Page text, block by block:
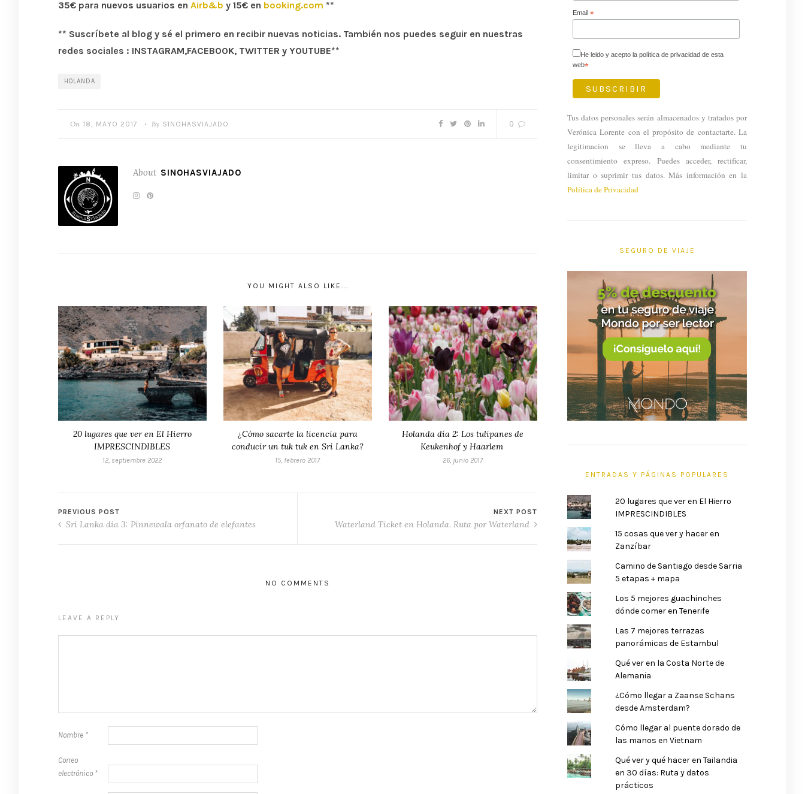
35€ para nuevos usuarios en Airb&b y 15€ en booking.com **
** Suscríbete al blog y sé el primero en recibir nuevas noticias. También nos puedes seguir en nuestras
redes sociales : INSTAGRAM,FACEBOOK, TWITTER y YOUTUBE**
HOLANDA
On 18, MAYO 2017 • By SINOHASVIAJADO 0
About SINOHASVIAJADO
YOU MIGHT ALSO LIKE...
20 lugares que ver en El Hierro
IMPRESCINDIBLES
12, septiembre 2022
¿Cómo sacarte la licencia para
conducir un tuk tuk en Sri Lanka?
15, febrero 2017
Holanda día 2: Los tulipanes de
Keukenhof y Haarlem
26, junio 2017
PREVIOUS POST
Sri Lanka día 3: Pinnewala orfanato de elefantes
NEXT POST
Waterland Ticket en Holanda. Ruta por Waterland
NO COMMENTS
LEAVE A REPLY
Nombre *
Correo
electrónico *
Email *
He leido y acepto la política de privacidad de esta
web*
Tus datos personales serán almacenados y tratados por
Verónica Lorente con el propósito de contactarte. La
legitimacion se lleva a cabo mediante tu
consentimiento expreso. Puedes acceder, rectificar,
limitar o suprimir tus datos. Más información en la
Política de Privacidad
SEGURO DE VIAJE
ENTRADAS Y PÁGINAS POPULARES
20 lugares que ver en El Hierro
IMPRESCINDIBLES
15 cosas que ver y hacer en
Zanzíbar
Camino de Santiago desde Sarria
5 etapas + mapa
Los 5 mejores guachinches
dónde comer en Tenerife
Las 7 mejores terrazas
panorámicas de Estambul
Qué ver en la Costa Norte de
Alemania
¿Cómo llegar a Zaanse Schans
desde Amsterdam?
Cómo llegar al puente dorado de
las manos en Vietnam
Qué ver y qué hacer en Tailandia
en 30 días: Ruta y datos
prácticos